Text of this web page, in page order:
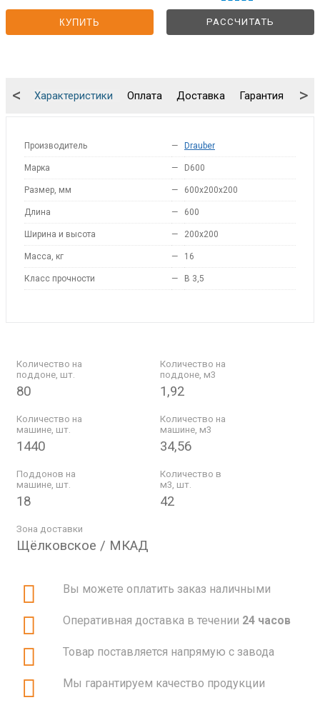
КУПИТЬ РАССЧИТАТЬ
Характеристики Оплата Доставка Гарантия
< >
Производитель — Drauber
Марка — D600
Размер, мм — 600х200х200
Длина — 600
Ширина и высота — 200x200
Масса, кг — 16
Класс прочности — B 3,5
Количество на
поддоне, шт.
80
Количество на
поддоне, м3
1,92
Количество на
машине, шт.
1440
Количество на
машине, м3
34,56
Поддонов на
машине, шт.
18
Количество в
м3, шт.
42
Зона доставки
Щёлковское / МКАД
Вы можете оплатить заказ наличными
Оперативная доставка в течении 24 часов
Товар поставляется напрямую с завода
Мы гарантируем качество продукции